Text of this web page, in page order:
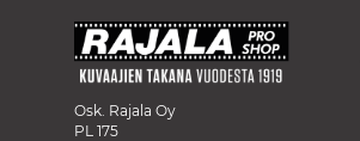
Osk. Rajala Oy
PL 175